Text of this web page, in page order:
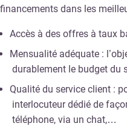
financements dans les
Accès à des offres à taux
Mensualité adéquate :
durablement le budget du
Qualité du service client :
interlocuteur dédié de
téléphone, via un chat,…